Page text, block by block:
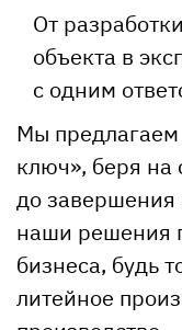
От
объекта в
с одним
Мы предлагаем
ключ», беря на
до завершения
наши решения
бизнеса, будь
литейное